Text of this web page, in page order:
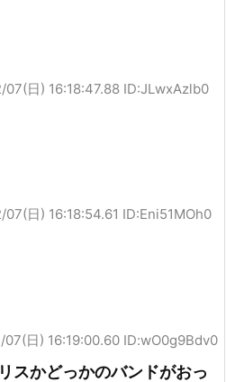
07(日) 16:18:47.88 ID:JLwxAzlb0
07(日) 16:18:54.61 ID:Eni51MOh0
07(日) 16:19:00.60 ID:wO0g9Bdv0
スかどっかのバンドがおっ